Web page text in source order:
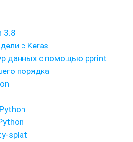
3.8
с Keras
данных с помощью pprint
порядка
splat